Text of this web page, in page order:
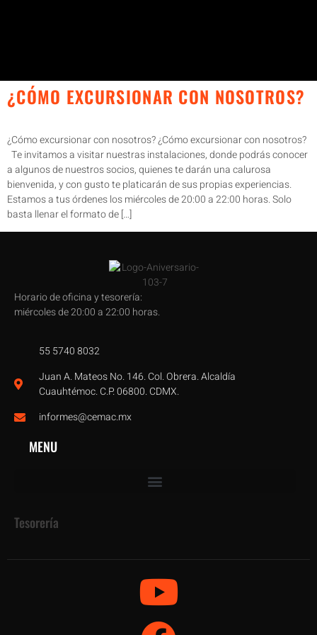
¿CÓMO EXCURSIONAR CON NOSOTROS?
¿Cómo excursionar con nosotros? ¿Cómo excursionar con nosotros?
Te invitamos a visitar nuestras instalaciones, donde podrás conocer
a algunos de nuestros socios, quienes te darán una calurosa
bienvenida, y con gusto te platicarán de sus propias experiencias.
Estamos a tus órdenes los miércoles de 20:00 a 22:00 horas. Solo
basta llenar el formato de […]
Horario de oficina y tesorería:
miércoles de 20:00 a 22:00 horas.
55 5740 8032
Juan A. Mateos No. 146. Col. Obrera. Alcaldía
Cuauhtémoc. C.P. 06800. CDMX.
informes@cemac.mx
MENU
Tesorería